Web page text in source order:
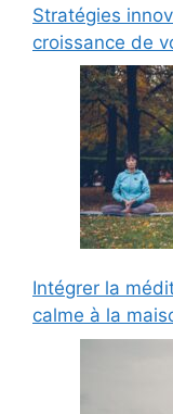
Stratégies
croissance de
Intégrer la
calme à la